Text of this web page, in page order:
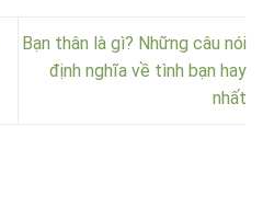
Bạn thân là gì? Những câu nói
định nghĩa về tình bạn hay
nhất